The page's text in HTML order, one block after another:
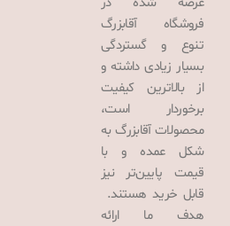
فروشگاه آقابزرگ
تنوع و گستردگی
بسیار زیادی داشته و
از بالاترین کیفیت
برخوردار است،
محصولات آقابزرگ به
شکل عمده و با
قیمت پایین‌تر نیز
قابل خرید هستند.
هدف ما ارائه